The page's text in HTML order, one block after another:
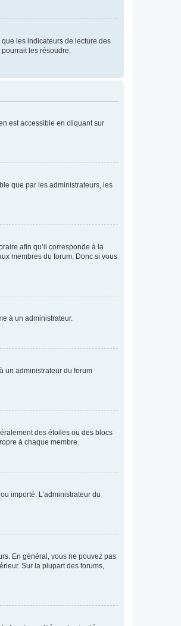
les indicateurs de lecture des
les résoudre.
est accessible en cliquant sur
que par les administrateurs, les
afin qu’il corresponde à la
membres du forum. Donc si vous
à un administrateur.
un administrateur du forum
des étoiles ou des blocs
à chaque membre.
importé. L’administrateur du
En général, vous ne pouvez pas
Sur la plupart des forums,